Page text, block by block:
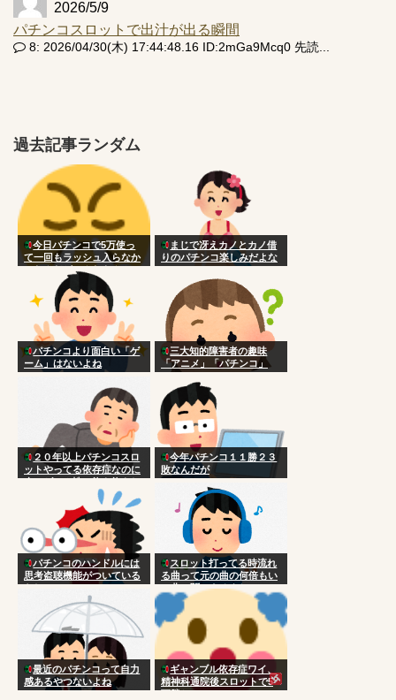
2026/5/9
パチンコスロットで出汁が出る瞬間
8: 2026/04/30(木) 17:44:48.16 ID:2mGa9Mcq0 先読...
過去記事ランダム
今日パチンコで5万使っ
て一回もラッシュ入らなか
ったんだがこんなもん？
まじで冴えカノとカノ借
りのパチンコ楽しみだよな
パチンコより面白い「ゲ
ーム」はないよね
三大知的障害者の趣味
「アニメ」「パチンコ」
２０年以上パチンコスロ
ットやってる依存症なのに
今のゲーム性に飽き飽きし
今年パチンコ１１勝２３
敗なんだが
パチンコのハンドルには
思考盗聴機能がついている
らしい
スロット打ってる時流れ
る曲って元の曲の何倍もい
い曲に聞こえるよね
最近のパチンコって自力
感あるやつないよね
ギャンブル依存症ワイ、
精神科通院後スロットで5
万勝ち